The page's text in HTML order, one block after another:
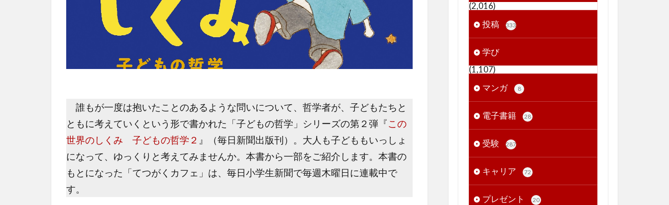
誰もが一度は抱いたことのあるような問いについて、哲学者が、子どもたちと
ともに考えていくという形で書かれた「子どもの哲学」シリーズの第２弾『この
世界のしくみ 子どもの哲学２ 』（毎日新聞出版刊）。大人も子どももいっしょ
になって、ゆっくりと考えてみませんか。本書から一部をご紹介します。本書の
もとになった「てつがくカフェ」は、毎日小学生新聞で毎週木曜日に連載中で
す。
(2,016)
投稿
333
学び
(1,107)
マンガ
8
電子書籍 28
受験 287
キャリア 72
プレゼント 20